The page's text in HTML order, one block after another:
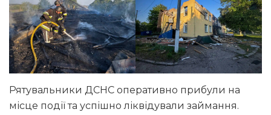
Рятувальники ДСНС оперативно прибули на
місце події та успішно ліквідували займання.